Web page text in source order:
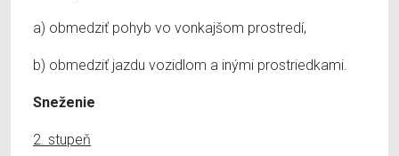
a) obmedziť pohyb vo vonkajšom prostredí,
b) obmedziť jazdu vozidlom a inými prostriedkami.
Sneženie
2. stupeň